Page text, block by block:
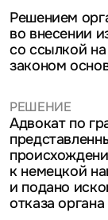
Решением
во внесении
со ссылкой
законом
РЕШЕНИЕ
Адвокат по
к немецкой
и подано
отказа